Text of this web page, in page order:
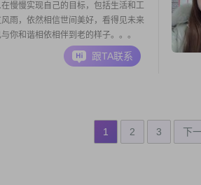
慢慢实现自己的目标，包括生活和工
雨，依然相信世间美好，看得见未来
你和谐相依相伴到老的样子。。。
跟TA联系
1 2 3 下